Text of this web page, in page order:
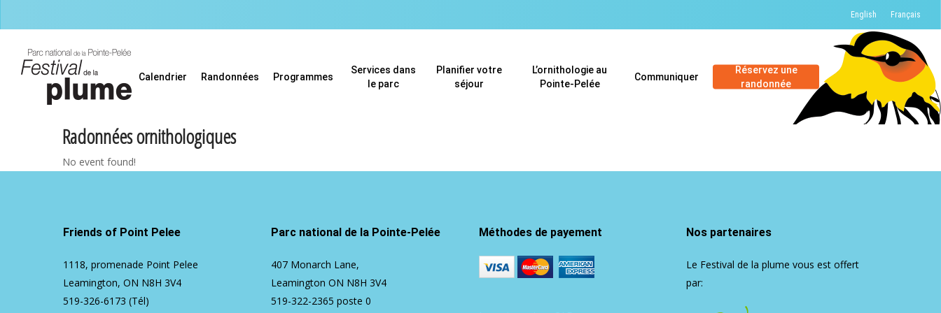
to
content
English Français
Calendrier Randonnées Programmes
Services dans
le parc
Planifier votre
séjour
L’ornithologie au
Pointe-Pelée
Communiquer
Réservez une
randonnée
Radonnées ornithologiques
No event found!
Friends of Point Pelee
1118, promenade Point Pelee
Leamington, ON N8H 3V4
519-326-6173 (Tél)
Parc national de la Pointe-Pelée
407 Monarch Lane,
Leamington ON N8H 3V4
519-322-2365 poste 0
Méthodes de payement Nos partenaires
Le Festival de la plume vous est offert
par: